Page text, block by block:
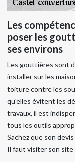
Les
poser les
ses environs
Les gouttières sont
installer sur les
toiture contre les
qu'elles évitent les
travaux, il est
tous les outils
Sachez que son
Il faut visiter son